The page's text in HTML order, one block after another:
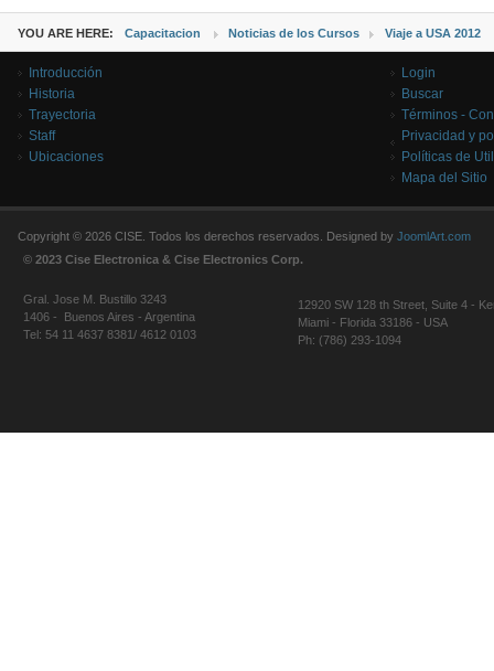
YOU ARE HERE: Capacitacion Noticias de los Cursos Viaje a USA 2012
Introducción
Historia
Trayectoria
Staff
Ubicaciones
Login
Buscar
Términos -
Privacidad y
Políticas de
Mapa del Sitio
Copyright © 2026 CISE. Todos los derechos reservados. Designed by JoomlArt.com
© 2023 Cise Electronica & Cise Electronics Corp.
Gral. Jose M. Bustillo 3243
1406 - Buenos Aires - Argentina
Tel: 54 11 4637 8381/ 4612 0103
12920 SW 128 th Street, Suite 4 -
Miami - Florida 33186 - USA
Ph: (786) 293-1094